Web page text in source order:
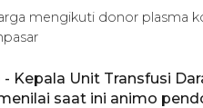
mengikuti donor plasma
- Kepala Unit Transfusi
saat ini animo